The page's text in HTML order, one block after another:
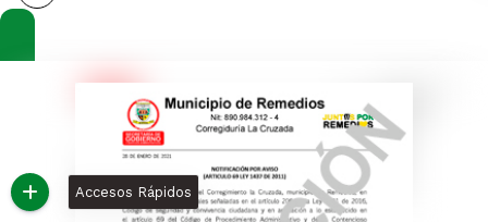
Accesos Rápidos